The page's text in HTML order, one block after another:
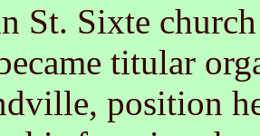
St. Sixte
titular
position